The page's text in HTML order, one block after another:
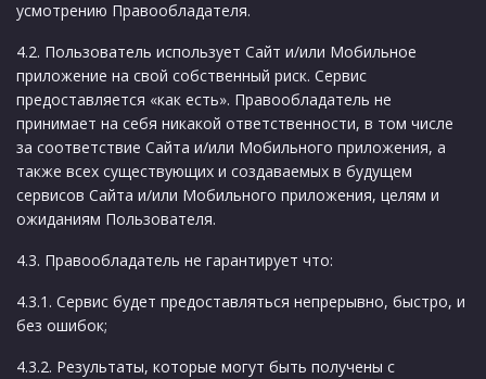
усмотрению Правообладателя.
4.2. Пользователь использует Сайт и/или Мобильное
приложение на свой собственный риск. Сервис
предоставляется «как есть». Правообладатель не
принимает на себя никакой ответственности, в том числе
за соответствие Сайта и/или Мобильного приложения, а
также всех существующих и создаваемых в будущем
сервисов Сайта и/или Мобильного приложения, целям и
ожиданиям Пользователя.
4.3. Правообладатель не гарантирует что:
4.3.1. Сервис будет предоставляться непрерывно, быстро, и
без ошибок;
4.3.2. Результаты, которые могут быть получены с